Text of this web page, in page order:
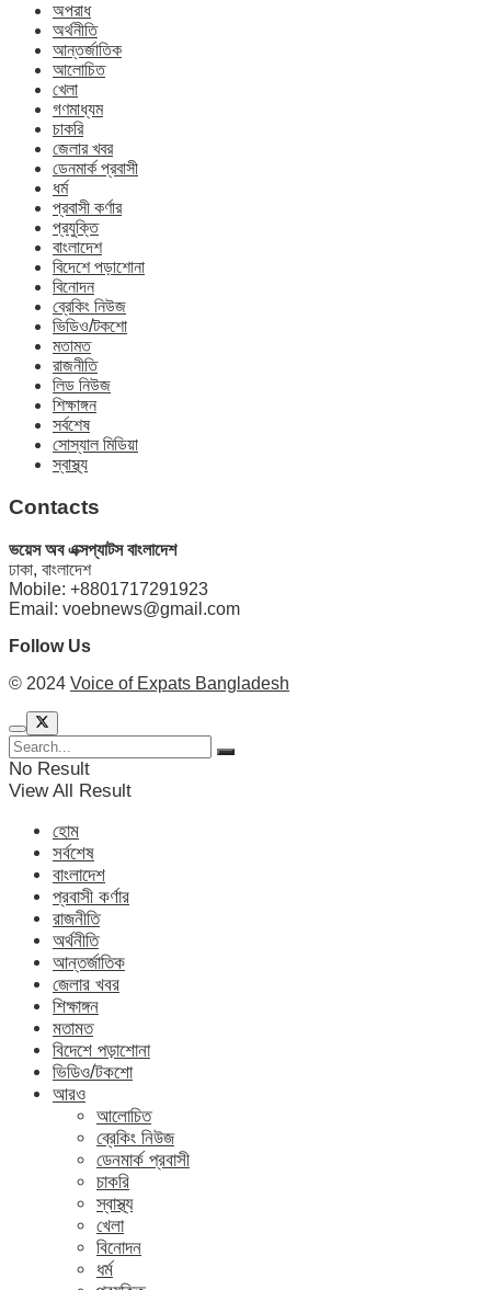
অপরাধ
অর্থনীতি
আন্তর্জাতিক
আলোচিত
খেলা
গণমাধ্যম
চাকরি
জেলার খবর
ডেনমার্ক প্রবাসী
ধর্ম
প্রবাসী কর্ণার
প্রযুক্তি
বাংলাদেশ
বিদেশে পড়াশোনা
বিনোদন
ব্রেকিং নিউজ
ভিডিও/টকশো
মতামত
রাজনীতি
লিড নিউজ
শিক্ষাঙ্গন
সর্বশেষ
সোস্যাল মিডিয়া
স্বাস্থ্য
Contacts
ভয়েস অব এক্সপ্যাটস বাংলাদেশ
ঢাকা, বাংলাদেশ
Mobile: +8801717291923
Email: voebnews@gmail.com
Follow Us
© 2024 Voice of Expats Bangladesh
No Result
View All Result
হোম
সর্বশেষ
বাংলাদেশ
প্রবাসী কর্ণার
রাজনীতি
অর্থনীতি
আন্তর্জাতিক
জেলার খবর
শিক্ষাঙ্গন
মতামত
বিদেশে পড়াশোনা
ভিডিও/টকশো
আরও
আলোচিত
ব্রেকিং নিউজ
ডেনমার্ক প্রবাসী
চাকরি
স্বাস্থ্য
খেলা
বিনোদন
ধর্ম